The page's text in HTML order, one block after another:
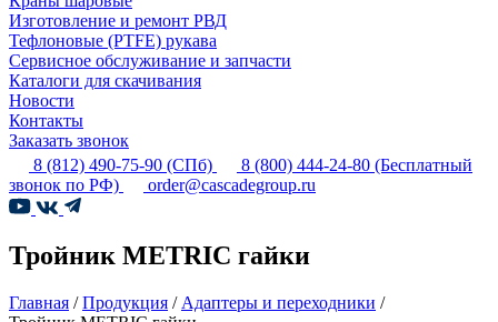
Изготовление и ремонт РВД
Тефлоновые (PTFE) рукава
Сервисное обслуживание и запчасти
Каталоги для скачивания
Новости
Контакты
Заказать звонок
8 (812) 490-75-90 (СПб) 8 (800) 444-24-80 (Бесплатный
звонок по РФ)
order@cascadegroup.ru
Тройник METRIC гайки
Главная /Продукция / Адаптеры и переходники /